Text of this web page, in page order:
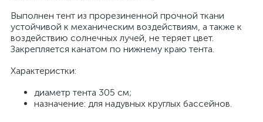
Выполнен тент из прорезиненной прочной ткани
устойчивой к механическим воздействиям, а также к
воздействию солнечных лучей, не теряет цвет.
Закрепляется канатом по нижнему краю тента.
Характеристки:
диаметр тента 305 см;
назначение: для надувных круглых бассейнов.